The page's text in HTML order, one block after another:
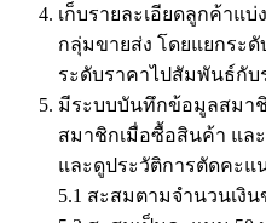
เก็บรายละเอียดลูกค้าแ
กลุ่มขายส่ง โดยแยกระ
ระดับราคาไปสัมพันธ์กั
มีระบบบันทึกข้อมูลสมา
สมาชิกเมื่อซื้อสินค้า แล
และดูประวัติการตัดคะแ
5.1 สะสมตามจำนวนเงิน